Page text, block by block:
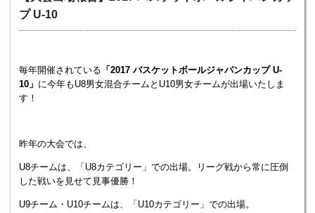
プ U-10
毎年開催されている 「2017 バスケットボールジャパンカップ U-
10 」 に今年もU8男女混合チームとU10男女チームが出場いたしま
す！
昨年の大会では、
U8チームは、「U8カテゴリー」での出場。リーグ戦から常に圧倒
した戦いを見せて見事優勝！
U9チーム・U10チームは、「U10カテゴリー」での出場。